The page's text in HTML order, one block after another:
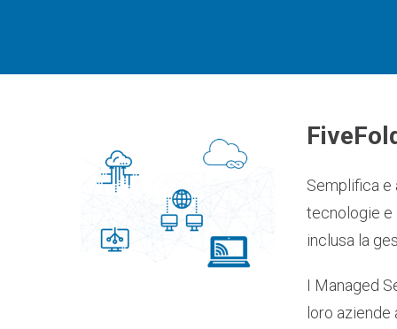
Semplifica e
tecnologie e
inclusa la
I Managed
loro